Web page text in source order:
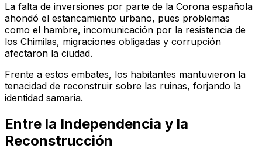
La falta de inversiones por parte de la Corona española
ahondó el estancamiento urbano, pues problemas
como el hambre, incomunicación por la resistencia de
los Chimilas, migraciones obligadas y corrupción
afectaron la ciudad.
Frente a estos embates, los habitantes mantuvieron la
tenacidad de reconstruir sobre las ruinas, forjando la
identidad samaria.
Entre la Independencia y la
Reconstrucción